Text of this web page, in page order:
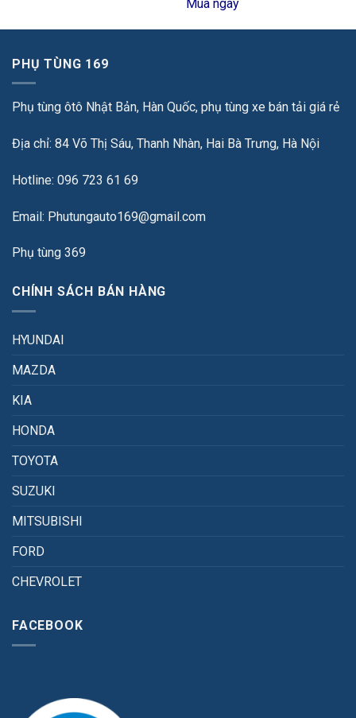
Mua ngay
PHỤ TÙNG 169
Phụ tùng ôtô Nhật Bản, Hàn Quốc, phụ tùng xe bán tải giá rẻ
Địa chỉ: 84 Võ Thị Sáu, Thanh Nhàn, Hai Bà Trưng, Hà Nội
Hotline: 096 723 61 69
Email: Phutungauto169@gmail.com
Phụ tùng 369
CHÍNH SÁCH BÁN HÀNG
HYUNDAI
MAZDA
KIA
HONDA
TOYOTA
SUZUKI
MITSUBISHI
FORD
CHEVROLET
FACEBOOK